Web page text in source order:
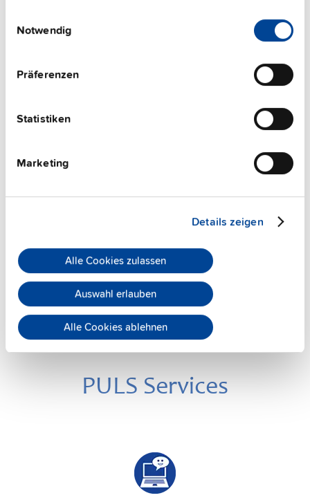
gesammelt haben.
Impressum
Notwendig
Präferenzen
Statistiken
Marketing
Details zeigen
Alle Cookies zulassen
Auswahl erlauben
Alle Cookies ablehnen
Details
PULS Services